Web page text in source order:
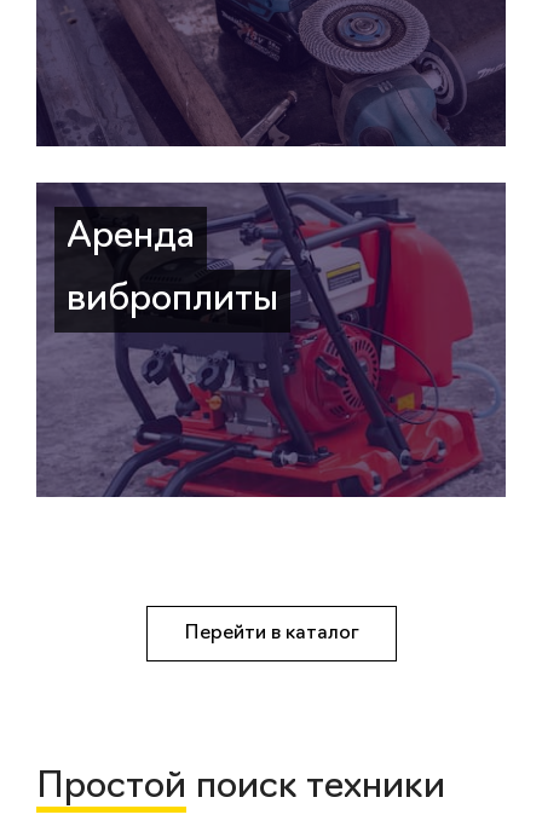
Аренда
виброплиты
Перейти в каталог
Простой поиск техники